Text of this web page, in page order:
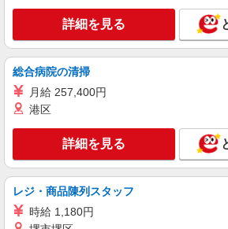
キープ
アルバイト パート
ケンタッキーフライドチキン いなげや大泉学
カウンター・キッチン
時＞平日（月〜金）
埼玉県新座市栄4-1-26
キープ
アルバイト パート
ケンタッキーフライドチキン 新座野火止店
詳細を見る
総合病院の清掃
月給 257,400円
港区
詳細を見る
レジ・商品陳列スタッフ
時給 1,180円